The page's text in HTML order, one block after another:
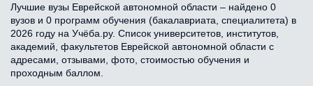
Лучшие вузы Еврейской автономной области – найдено 0
вузов и 0 программ обучения (бакалавриата, специалитета) в
2026 году на Учёба.ру. Список университетов, институтов,
академий, факультетов Еврейской автономной области с
адресами, отзывами, фото, стоимостью обучения и
проходным баллом.